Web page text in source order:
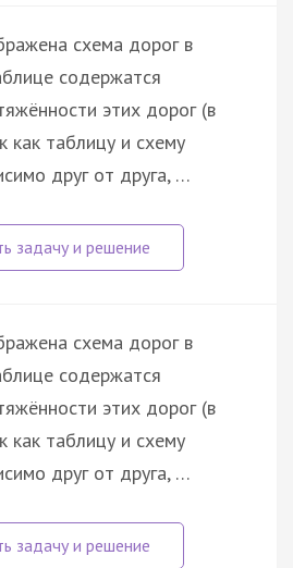
схема дорог в
содержатся
этих дорог (в
как таблицу и схему
друг от друга, …
схема дорог в
содержатся
этих дорог (в
как таблицу и схему
друг от друга, …